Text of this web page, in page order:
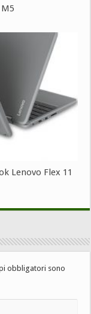
Lenovo Flex 11
obbligatori sono